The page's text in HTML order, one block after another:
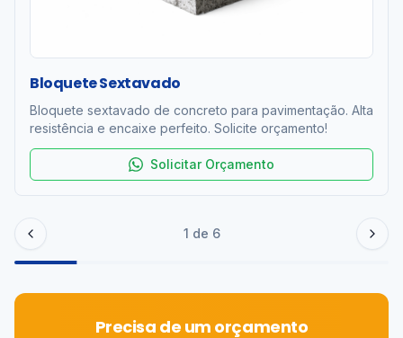
Bloquete Sextavado
Bloquete sextavado de concreto para pavimentação. Alta
resistência e encaixe perfeito. Solicite orçamento!
Solicitar Orçamento
1 de 6
Precisa de um orçamento